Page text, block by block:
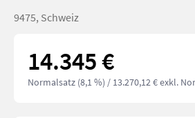
9475, Schweiz
14.345 €
Normalsatz (8,1 %) / 13.270,12 € exkl.